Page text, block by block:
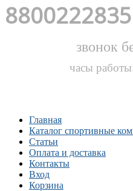
звонок
часы
Главная
Каталог спортивные
Статьи
Оплата и доставка
Контакты
Вход
Корзина